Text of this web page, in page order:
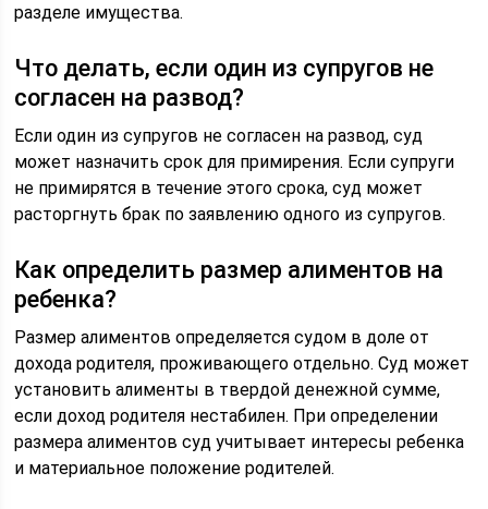
разделе имущества.
Что делать, если один из супругов не
согласен на развод?
Если один из супругов не согласен на развод, суд
может назначить срок для примирения. Если супруги
не примирятся в течение этого срока, суд может
расторгнуть брак по заявлению одного из супругов.
Как определить размер алиментов на
ребенка?
Размер алиментов определяется судом в доле от
дохода родителя, проживающего отдельно. Суд может
установить алименты в твердой денежной сумме,
если доход родителя нестабилен. При определении
размера алиментов суд учитывает интересы ребенка
и материальное положение родителей.